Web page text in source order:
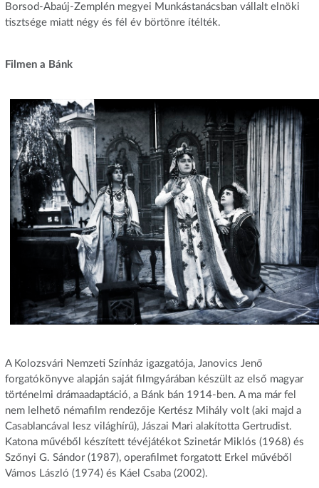
Borsod-Abaúj-Zemplén megyei Munkástanácsban vállalt elnöki
tisztsége miatt négy és fél év börtönre ítélték.
Filmen a Bánk
A Kolozsvári Nemzeti Színház igazgatója, Janovics Jenő
forgatókönyve alapján saját filmgyárában készült az első magyar
történelmi drámaadaptáció, a Bánk bán 1914-ben. A ma már fel
nem lelhető némafilm rendezője Kertész Mihály volt (aki majd a
Casablancával lesz világhírű), Jászai Mari alakította Gertrudist.
Katona művéből készített tévéjátékot Szinetár Miklós (1968) és
Szőnyi G. Sándor (1987), operafilmet forgatott Erkel művéből
Vámos László (1974) és Káel Csaba (2002).